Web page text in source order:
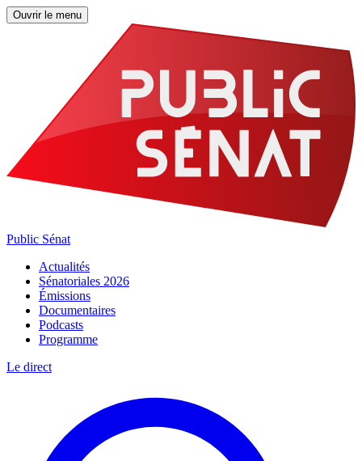
Ouvrir le menu
Public Sénat
Actualités
Sénatoriales 2026
Émissions
Documentaires
Podcasts
Programme
Le direct